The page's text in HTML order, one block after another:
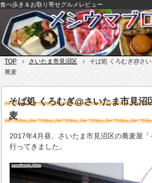
食べ歩き＆お取り寄せグルメレビュー
TOP さいたま市見沼区
そば処 くろむぎ@さ
蕎麦
そば処 くろむぎ@さいたま市見沼
麦
2017年4月昼、さいたま市見沼区の蕎麦屋
行ってきました。